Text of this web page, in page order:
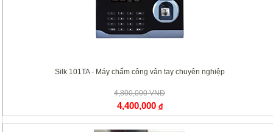
Silk 101TA - Máy chấm công vân tay chuyên nghiệp
4,800,000 VNĐ
4,400,000 đ